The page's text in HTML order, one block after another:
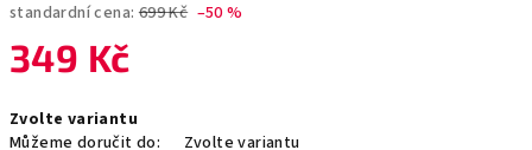
standardní cena: 699 Kč –50 %
349 Kč
cena:
Zvolte variantu
Můžeme doručit do:
Zvolte variantu